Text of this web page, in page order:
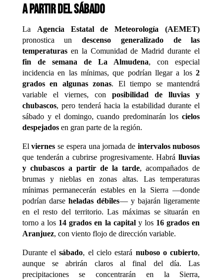
a partir del sábado
La Agencia Estatal de Meteorología (AEMET)
pronostica undescenso generalizado de las
temperaturasen la Comunidad de Madrid durante el
fin de semana de La Almudena, con especial
incidencia en las mínimas, que podrían llegar a los2
grados en algunas zonas. El tiempo se mantendrá
variable el viernes, conposibilidad de lluvias y
chubascos, pero tenderá hacia la estabilidad durante el
sábado y el domingo, cuando predominarán loscielos
despejadosen gran parte de la región.
Elviernes se espera una jornada de intervalos nubosos
que tenderán a cubrirse progresivamente. Habrálluvias
y chubascos a partir de la tarde, acompañados de
brumas y nieblas en zonas altas. Las temperaturas
mínimas permanecerán estables en la Sierra —donde
podrían darseheladas débiles— y bajarán ligeramente
en el resto del territorio. Las máximas se situarán en
torno a los 14 grados en la capitaly los 16 grados en
Aranjuez, con viento flojo de dirección variable.
Durante elsábado, el cielo estará nuboso o cubierto,
aunque se abrirán claros al final del día. Las
precipitaciones se concentrarán en la Sierra,